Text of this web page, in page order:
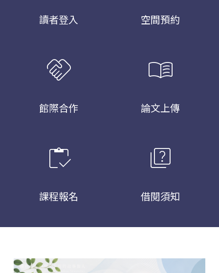
讀者登入 空間預約
handshake
館際合作
menu_book
論文上傳
inventory
課程報名
quiz
借閱須知